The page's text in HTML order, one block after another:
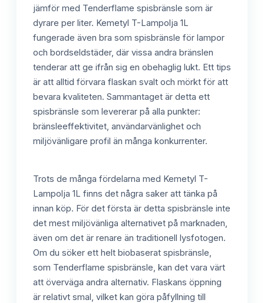
jämför med Tenderflame spisbränsle som är
dyrare per liter. Kemetyl T-Lampolja 1L
fungerade även bra som spisbränsle för lampor
och bordseldstäder, där vissa andra bränslen
tenderar att ge ifrån sig en obehaglig lukt. Ett tips
är att alltid förvara flaskan svalt och mörkt för att
bevara kvaliteten. Sammantaget är detta ett
spisbränsle som levererar på alla punkter:
bränsleeffektivitet, användarvänlighet och
miljövänligare profil än många konkurrenter.
Trots de många fördelarna med Kemetyl T-
Lampolja 1L finns det några saker att tänka på
innan köp. För det första är detta spisbränsle inte
det mest miljövänliga alternativet på marknaden,
även om det är renare än traditionell lysfotogen.
Om du söker ett helt biobaserat spisbränsle,
som Tenderflame spisbränsle, kan det vara värt
att överväga andra alternativ. Flaskans öppning
är relativt smal, vilket kan göra påfyllning till